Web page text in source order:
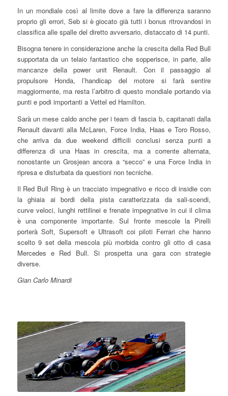
In un mondiale così al limite dove a fare la differenza saranno
proprio gli errori, Seb si è giocato già tutti i bonus ritrovandosi in
classifica alle spalle del diretto avversario, distaccato di 14 punti.
Bisogna tenere in considerazione anche la crescita della Red Bull
supportata da un telaio fantastico che sopperisce, in parte, alle
mancanze della power unit Renault. Con il passaggio al
propulsore Honda, l’handicap del motore si farà sentire
maggiormente, ma resta l’arbitro di questo mondiale portando via
punti e podi importanti a Vettel ed Hamilton.
Sarà un mese caldo anche per i team di fascia b, capitanati dalla
Renault davanti alla McLaren, Force India, Haas e Toro Rosso,
che arriva da due weekend difficili conclusi senza punti a
differenza di una Haas in crescita, ma a corrente alternata,
nonostante un Grosjean ancora a “secco” e una Force India in
ripresa e disturbata da questioni non tecniche.
Il Red Bull Ring è un tracciato impegnativo e ricco di insidie con
la ghiaia ai bordi della pista caratterizzata da sali-scendi,
curve veloci, lunghi rettilinei e frenate impegnative in cui il clima
è una componente importante. Sul fronte mescole la Pirelli
porterà Soft, Supersoft e Ultrasoft coi piloti Ferrari che hanno
scelto 9 set della mescola più morbida contro gli otto di casa
Mercedes e Red Bull. Si prospetta una gara con strategie
diverse.
Gian Carlo Minardi